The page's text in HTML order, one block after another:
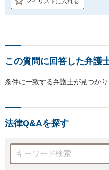
この質問に回答した弁護
条件に一致する弁護士が見つか
法律Q&Aを探す